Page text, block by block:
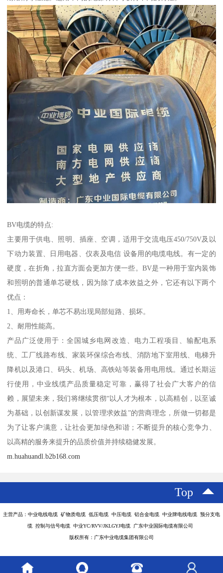
BV电缆的特点:
主要用于供电、照明、插座、空调，适用于交流电压450/750V及以
下动力装置、日用电器、仪表及电信 设备用的电缆电线。有一定的
硬度，在折角，拉直方面会更加方便一些。BV是一种用于室内装饰
和照明的普通单芯硬线，因为除了成本效益之外，它还有以下两个
优点：
1、用寿命长，单芯不易出现局部短路、损坏。
2、耐用性能高。
产品广泛使用于：全国城乡电网改造、电力工程项目、输配电系
统、工厂线路布线、家装环保综合布线、消防地下室用线、电梯升
降机以及港口、码头、机场、高铁站等装备用电用线。通过长期运
行使用，中业线缆产品质量稳定可靠，赢得了社会广大客户的信
赖，展望未来，我们将继续贯彻“以人才为根本，以高精创，以至诚
为基础，以创新谋发展，以管理求效益”的营商理念，所做一切都是
为了让客户满意，让社会更加绿色和谐；不断提升的核心竞争力、
以高精的服务来提升的品质价值并持续稳健发展。
m.huahuandl.b2b168.com
Top
主营产品：中业电线电缆 矿物质电缆 低压电缆 中压电缆 铝合金电缆 中业牌电线电缆 预分支电
缆 控制与信号电缆 中业YC/RVV/JKLGYJ电缆 广东中业国际电缆有限公司
版权所有：广东中业电缆集团有限公司